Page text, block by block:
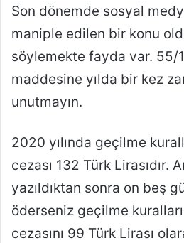
Son dönemde sosyal
maniple edilen bir konu
söylemekte fayda var. 55/
maddesine yılda bir kez
unutmayın.
2020 yılında geçilme
cezası 132 Türk Lirasıdır.
yazıldıktan sonra on beş
öderseniz geçilme
cezasını 99 Türk Lirası